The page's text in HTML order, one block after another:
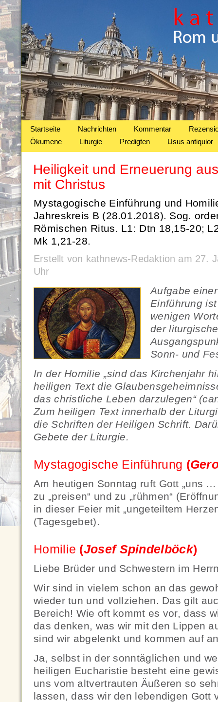
Startseite Nachrichten Kommentar
Ökumene
Liturgie Predigten Usus antiquior
Heiligkeit und Erneuerung
mit Christus
Mystagogische Einführung und
Jahreskreis B (28.01.2018). Sog.
Römischen Ritus. L1: Dtn 18,15-20;
Mk 1,21-28.
Erstellt von kathnews-Redaktion am 27.
Uhr
Aufgabe
Einführung
wenigen
der
Sonn- und
In der Homilie „sind das Kirchenjahr
heiligen Text die
das christliche Leben darzulegen“
Zum heiligen Text innerhalb der
die Schriften der Heiligen Schrift.
Gebete der Liturgie.
Mystagogische Einführung (
Am heutigen Sonntag ruft Gott „uns
zu „preisen“ und zu „rühmen“
in dieser Feier mit „ungeteiltem
(Tagesgebet).
Homilie (Josef Spindelböck
Liebe Brüder und Schwestern im
Wir sind in vielem schon an das
wieder tun und vollziehen. Das gilt
Bereich! Wie oft kommt es vor, dass
das denken, was wir mit den Lippen
sind wir abgelenkt und kommen auf
Ja, selbst in der sonntäglichen und
heiligen Eucharistie besteht eine
uns vom altvertrauten Äußeren so
lassen, dass wir den lebendigen Gott